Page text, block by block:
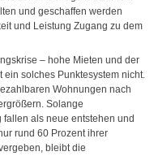
und geschaffen werden
und Leistung Zugang zu dem
– hohe Mieten und der
solches Punktesystem nicht.
Wohnungen nach
Solange
als neue entstehen und
rund 60 Prozent ihrer
bleibt die